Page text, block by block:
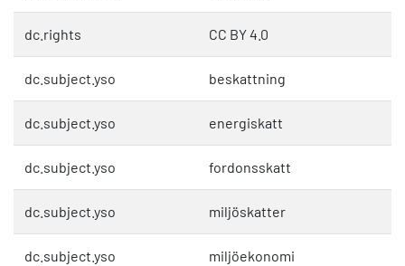
dc.rights CC BY 4.0
dc.subject.yso beskattning
dc.subject.yso energiskatt
dc.subject.yso fordonsskatt
dc.subject.yso miljöskatter
dc.subject.yso miljöekonomi